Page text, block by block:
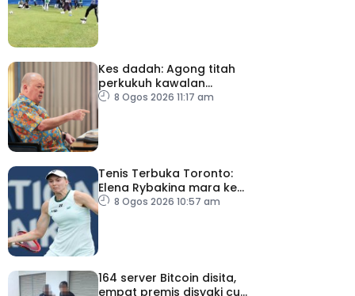
Kes dadah: Agong titah
perkukuh kawalan
lapangan terbang, pintu
8 Ogos 2026 11:17 am
Tenis Terbuka Toronto:
Elena Rybakina mara ke
pusingan keempat
8 Ogos 2026 10:57 am
164 server Bitcoin disita,
empat premis disyaki curi